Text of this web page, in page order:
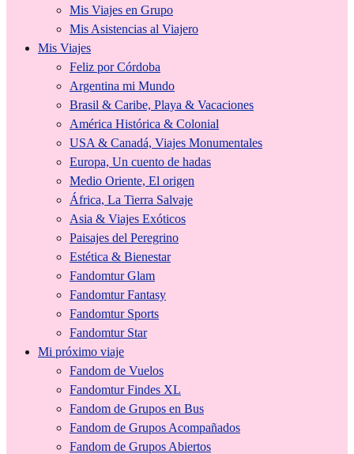
Mis Viajes en Grupo
Mis Asistencias al Viajero
Mis Viajes
Feliz por Córdoba
Argentina mi Mundo
Brasil & Caribe, Playa & Vacaciones
América Histórica & Colonial
USA & Canadá, Viajes Monumentales
Europa, Un cuento de hadas
Medio Oriente, El origen
África, La Tierra Salvaje
Asia & Viajes Exóticos
Paisajes del Peregrino
Estética & Bienestar
Fandomtur Glam
Fandomtur Fantasy
Fandomtur Sports
Fandomtur Star
Mi próximo viaje
Fandom de Vuelos
Fandomtur Findes XL
Fandom de Grupos en Bus
Fandom de Grupos Acompañados
Fandom de Grupos Abiertos